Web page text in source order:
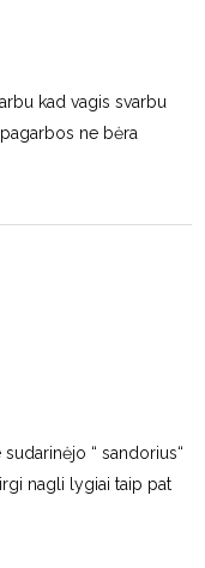
kad vagis svarbu
ne bėra
“ sandorius“
nagli lygiai taip pat